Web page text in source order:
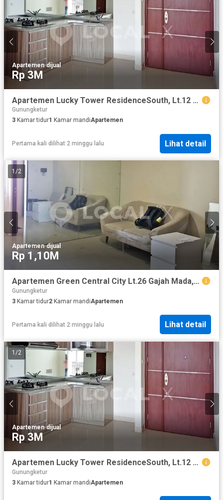
Apartemen·dijual
Rp 3M
Apartemen Lucky Tower ResidenceSouth, Lt.12 Pancoran Chinatown, Taman Sari, Jakarta Barat
Gunungketur
3 Kamar tidur1 Kamar mandiApartemen
Pertama kali dilihat 2 minggu lalu Lihat detail
1 /2
Apartemen·dijual
Rp 1,10M
Apartemen Green Central City Lt.26 Gajah Mada, Taman Sari, Jakarta Barat
Gunungketur
3 Kamar tidur2 Kamar mandiApartemen
Pertama kali dilihat 2 minggu lalu Lihat detail
1 /2
Apartemen·dijual
Rp 3M
Apartemen Lucky Tower ResidenceSouth, Lt.12 Pancoran Chinatown, Taman Sari, Jakarta Barat
Gunungketur
3 Kamar tidur1 Kamar mandiApartemen